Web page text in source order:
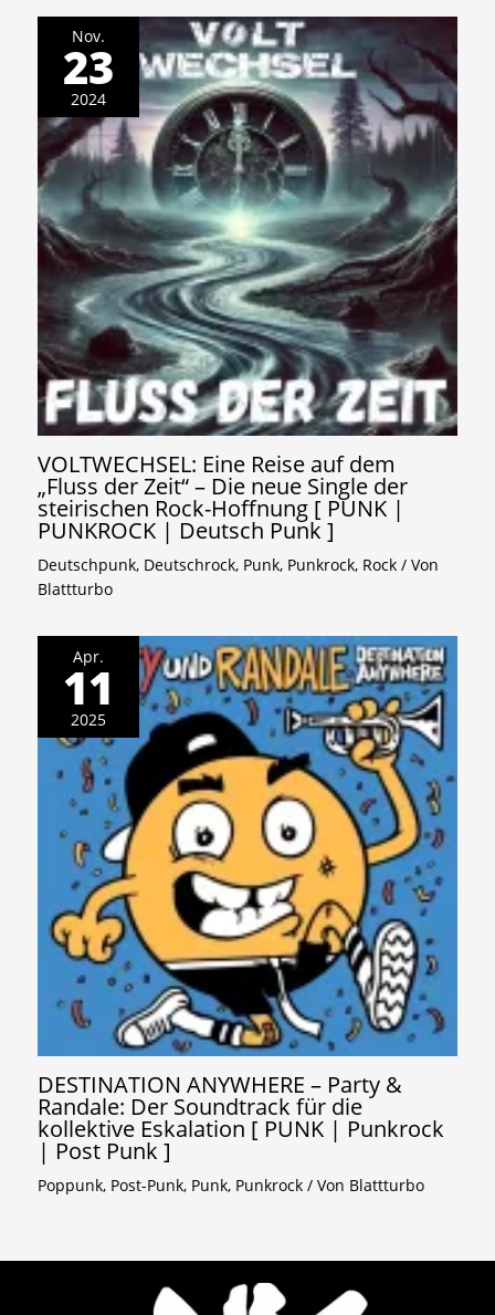
Nov.
23
2024
VOLTWECHSEL: Eine Reise auf dem
„Fluss der Zeit“ – Die neue Single der
steirischen Rock-Hoffnung [ PUNK |
PUNKROCK | Deutsch Punk ]
Deutschpunk, Deutschrock, Punk, Punkrock, Rock / Von
Blattturbo
Apr.
11
2025
DESTINATION ANYWHERE – Party &
Randale: Der Soundtrack für die
kollektive Eskalation [ PUNK | Punkrock
| Post Punk ]
Poppunk, Post-Punk, Punk, Punkrock / Von Blattturbo